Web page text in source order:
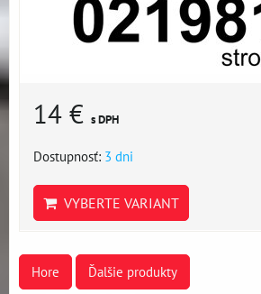
14 € s DPH
Dostupnosť: 3 dni
VYBERTE VARIANT
Hore Ďalšie produkty